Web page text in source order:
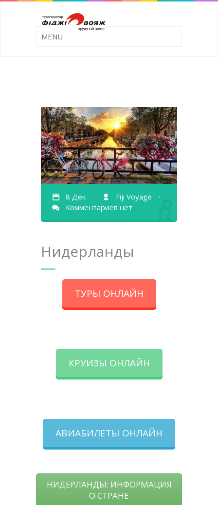
8 Дек · Fiji Voyage
·
Комментариев нет
Нидерланды
ТУРЫ ОНЛАЙН
КРУИЗЫ ОНЛАЙН
АВИАБИЛЕТЫ ОНЛАЙН
НИДЕРЛАНДЫ: ИНФОРМАЦИЯ
О СТРАНЕ